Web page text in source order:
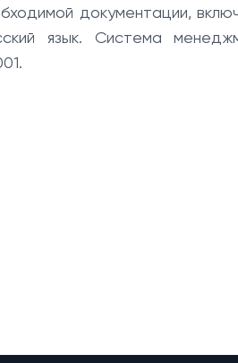
документации,
язык. Система